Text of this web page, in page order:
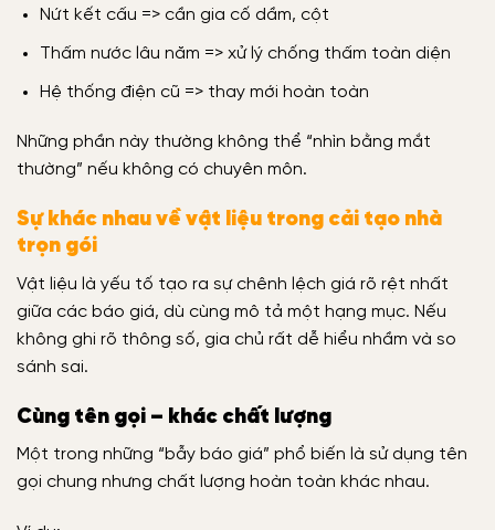
Nứt kết cấu => cần gia cố dầm, cột
Thấm nước lâu năm => xử lý chống thấm toàn diện
Hệ thống điện cũ => thay mới hoàn toàn
Những phần này thường không thể “nhìn bằng mắt
thường” nếu không có chuyên môn.
Sự khác nhau về vật liệu trong cải tạo nhà
trọn gói
Vật liệu là yếu tố tạo ra sự chênh lệch giá rõ rệt nhất
giữa các báo giá, dù cùng mô tả một hạng mục. Nếu
không ghi rõ thông số, gia chủ rất dễ hiểu nhầm và so
sánh sai.
Cùng tên gọi – khác chất lượng
Một trong những “bẫy báo giá” phổ biến là sử dụng tên
gọi chung nhưng chất lượng hoàn toàn khác nhau.